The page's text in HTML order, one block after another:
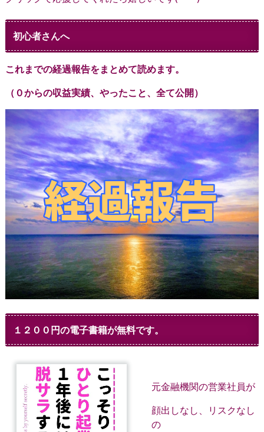
初心者さんへ
これまでの経過報告をまとめて読めます。
（０からの収益実績、やったこと、全て公開）
１２００円の電子書籍が無料です。
元金融機関の営業社員が
顔出しなし、リスクなし
の